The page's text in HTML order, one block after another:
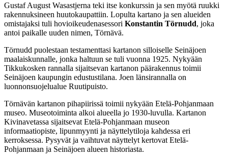
Gustaf August Wasastjerna teki itse konkurssin ja sen myötä ruukki
rakennuksineen huutokaupattiin. Lopulta kartano ja sen alueiden
omistajaksi tuli hovioikeudenasessori Konstantin Törnudd, joka
antoi paikalle uuden nimen, Törnävä.
Törnudd puolestaan testamenttasi kartanon silloiselle Seinäjoen
maalaiskunnalle, jonka haltuun se tuli vuonna 1925. Nykyään
Tikkukosken rannalla sijaitsevan kartanon päärakennus toimii
Seinäjoen kaupungin edustustilana. Joen länsirannalla on
luonnonsuojelualue Ruutipuisto.
Törnävän kartanon pihapiirissä toimii nykyään Etelä-Pohjanmaan
museo. Museotoiminta alkoi alueella jo 1930-luvulla. Kartanon
Kivinavetassa sijaitsevat Etelä-Pohjanmaan museon
informaatiopiste, lipunmyynti ja näyttelytiloja kahdessa eri
kerroksessa. Pysyvät ja vaihtuvat näyttelyt kertovat Etelä-
Pohjanmaan ja Seinäjoen alueen historiasta.